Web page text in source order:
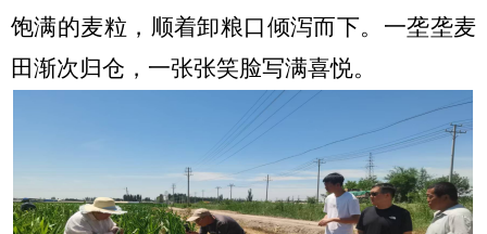
饱满的麦粒，顺着卸粮口倾泻而下。一垄垄麦
田渐次归仓，一张张笑脸写满喜悦。